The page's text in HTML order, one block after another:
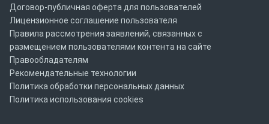
Договор-публичная оферта для пользователей
Лицензионное соглашение пользователя
Правила рассмотрения заявлений, связанных с
размещением пользователями контента на сайте
Правообладателям
Рекомендательные технологии
Политика обработки персональных данных
Политика использования cookies